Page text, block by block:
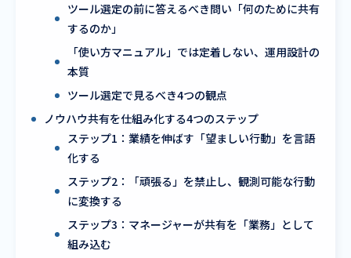
ツール選定の前に答えるべき問い「何のために共有
するのか」
「使い方マニュアル」では定着しない、運用設計の
本質
ツール選定で見るべき4つの観点
ノウハウ共有を仕組み化する4つのステップ
ステップ1：業績を伸ばす「望ましい行動」を言語
化する
ステップ2：「頑張る」を禁止し、観測可能な行動
に変換する
ステップ3：マネージャーが共有を「業務」として
組み込む